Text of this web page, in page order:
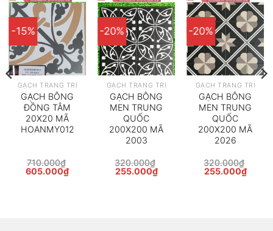
-15%
GẠCH TRANG TRÍ
GẠCH BÔNG
ĐỒNG TÂM
20X20 MÃ
HOANMY012
710.000₫
Giá
605.000₫Giá
-20%
GẠCH TRANG TRÍ
GẠCH BÔNG
MEN TRUNG
QUỐC
200X200 MÃ
2003
320.000₫
Giá
255.000₫Giá
hiện
-20%
GẠCH TRANG TRÍ
GẠCH BÔNG
MEN TRUNG
QUỐC
200X200 MÃ
2026
320.000₫
Giá
255.000₫Giá
hiện